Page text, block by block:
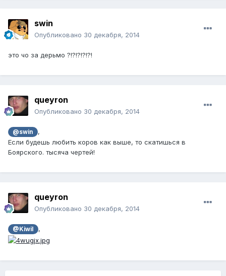
swin
Опубликовано 30 декабря, 2014
это чо за дерьмо ?!?!?!?!?!
queyron
Опубликовано 30 декабря, 2014
@swin
,
Если будешь любить коров как выше, то скатишься в
Боярского. тысяча чертей!
queyron
Опубликовано 30 декабря, 2014
@Kiwil ,